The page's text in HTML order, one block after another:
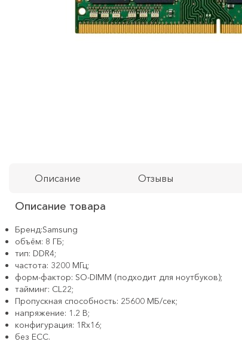
Описание Отзывы
Описание товара
Бренд:Samsung
объём: 8 ГБ;
тип: DDR4;
частота: 3200 МГц;
форм-фактор: SO-DIMM (подходит для ноутбуков);
тайминг: CL22;
Пропускная способность: 25600 МБ/сек;
напряжение: 1.2 В;
конфигурация: 1Rx16;
без ECC.